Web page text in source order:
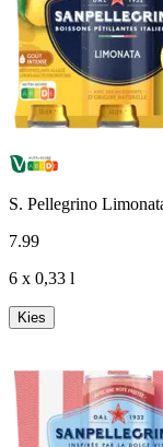
S. Pellegrino
7.99
6 x 0,33 l
Kies